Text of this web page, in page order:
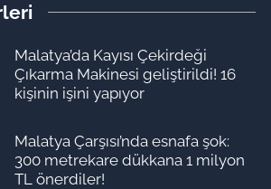
Malatya’da Kayısı Çekirdeği
Çıkarma Makinesi geliştirildi! 16
kişinin işini yapıyor
Malatya Çarşısı’nda esnafa şok:
300 metrekare dükkana 1 milyon
TL önerdiler!